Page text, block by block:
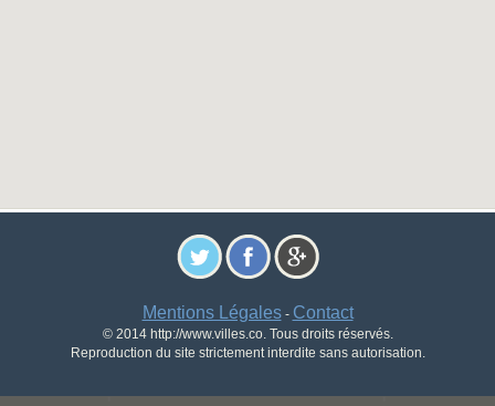
Mentions Légales- Contact
© 2014 http://www.villes.co. Tous droits réservés.
Reproduction du site strictement interdite sans autorisation.